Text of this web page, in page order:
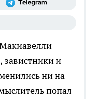
завистники и
ни на
попал